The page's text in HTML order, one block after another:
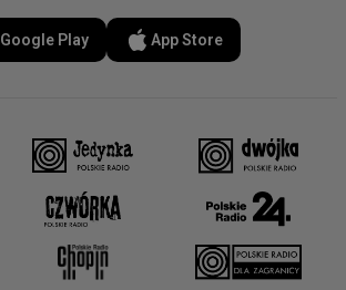
Google Play App Store